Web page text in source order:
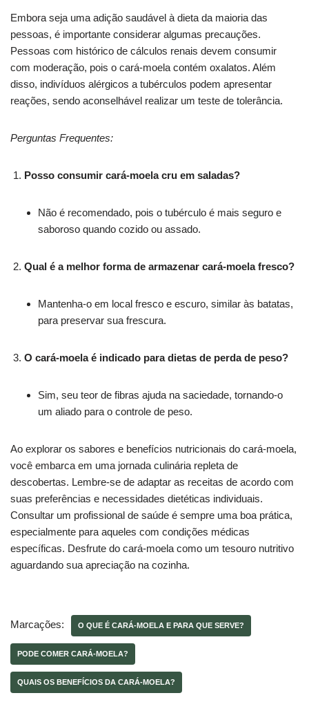
Embora seja uma adição saudável à dieta da maioria das
pessoas, é importante considerar algumas precauções.
Pessoas com histórico de cálculos renais devem consumir
com moderação, pois o cará-moela contém oxalatos. Além
disso, indivíduos alérgicos a tubérculos podem apresentar
reações, sendo aconselhável realizar um teste de tolerância.
Perguntas Frequentes:
Posso consumir cará-moela cru em saladas?
Não é recomendado, pois o tubérculo é mais seguro e
saboroso quando cozido ou assado.
Qual é a melhor forma de armazenar cará-moela fresco?
Mantenha-o em local fresco e escuro, similar às batatas,
para preservar sua frescura.
O cará-moela é indicado para dietas de perda de peso?
Sim, seu teor de fibras ajuda na saciedade, tornando-o
um aliado para o controle de peso.
Ao explorar os sabores e benefícios nutricionais do cará-moela,
você embarca em uma jornada culinária repleta de
descobertas. Lembre-se de adaptar as receitas de acordo com
suas preferências e necessidades dietéticas individuais.
Consultar um profissional de saúde é sempre uma boa prática,
especialmente para aqueles com condições médicas
específicas. Desfrute do cará-moela como um tesouro nutritivo
aguardando sua apreciação na cozinha.
Marcações: O QUE É CARÁ-MOELA E PARA QUE SERVE?
PODE COMER CARÁ-MOELA?
QUAIS OS BENEFÍCIOS DA CARÁ-MOELA?